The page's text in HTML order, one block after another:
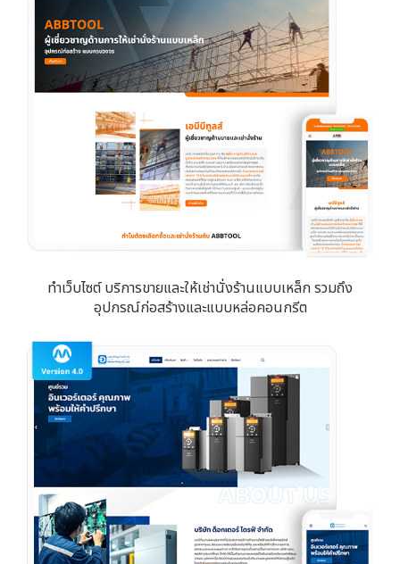
ทำเว็บไซต์ บริการขายและให้เช่านั่งร้านแบบเหล็ก รวมถึง
อุปกรณ์ก่อสร้างและแบบหล่อคอนกรีต